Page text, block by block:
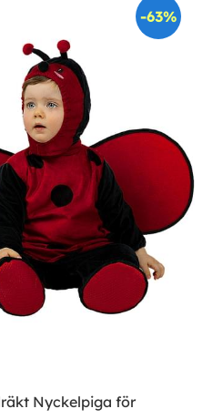
-63%
Nyckelpiga för